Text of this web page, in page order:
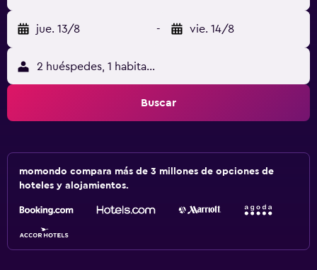
jue. 13/8 - vie. 14/8
2 huéspedes, 1 habitación
Buscar
momondo compara más de 3 millones de opciones de
hoteles y alojamientos.